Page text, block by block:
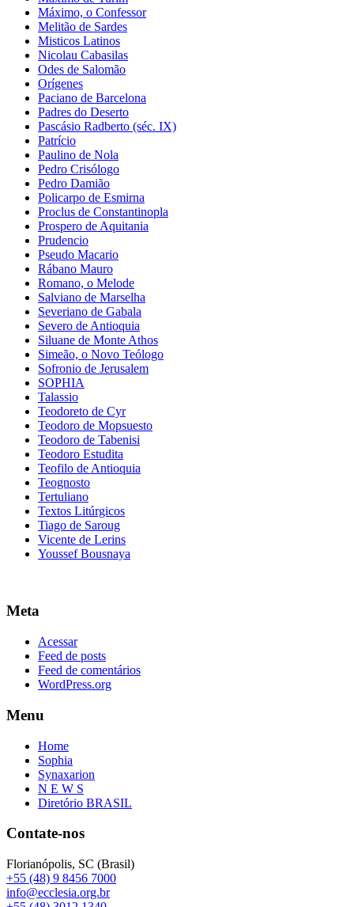
Máximo, o Confessor
Melitão de Sardes
Misticos Latinos
Nicolau Cabasilas
Odes de Salomão
Orígenes
Paciano de Barcelona
Padres do Deserto
Pascásio Radberto (séc. IX)
Patrício
Paulino de Nola
Pedro Crisólogo
Pedro Damião
Policarpo de Esmirna
Proclus de Constantinopla
Prospero de Aquitania
Prudencio
Pseudo Macario
Rábano Mauro
Romano, o Melode
Salviano de Marselha
Severiano de Gabala
Severo de Antioquia
Siluane de Monte Athos
Simeão, o Novo Teólogo
Sofronio de Jerusalem
SOPHIA
Talassio
Teodoreto de Cyr
Teodoro de Mopsuesto
Teodoro de Tabenisi
Teodoro Estudita
Teofilo de Antioquia
Teognosto
Tertuliano
Textos Litúrgicos
Tiago de Saroug
Vicente de Lerins
Youssef Bousnaya
Meta
Acessar
Feed de posts
Feed de comentários
WordPress.org
Menu
Home
Sophia
Synaxarion
N E W S
Diretório BRASIL
Contate-nos
Florianópolis, SC (Brasil)
+55 (48) 9 8456 7000
info@ecclesia.org.br